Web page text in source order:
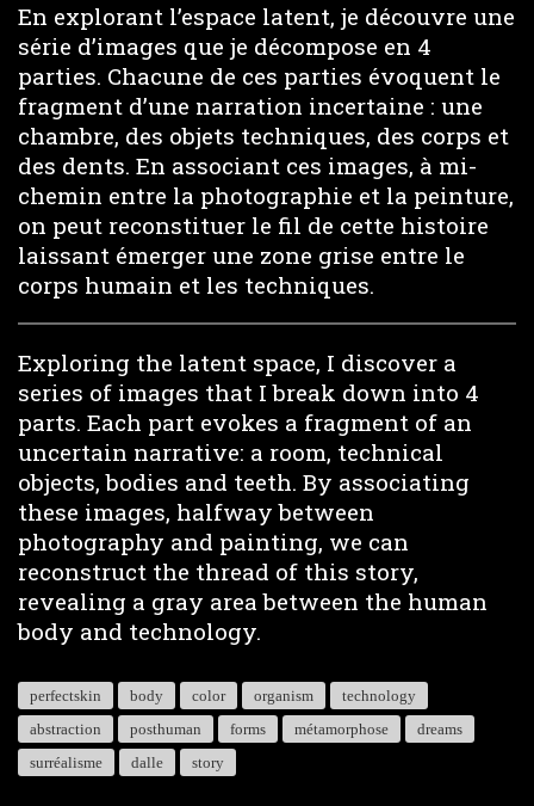
En explorant l’espace latent, je découvre une
série d’images que je décompose en 4
parties. Chacune de ces parties évoquent le
fragment d’une narration incertaine : une
chambre, des objets techniques, des corps et
des dents. En associant ces images, à mi-
chemin entre la photographie et la peinture,
on peut reconstituer le fil de cette histoire
laissant émerger une zone grise entre le
corps humain et les techniques.
Exploring the latent space, I discover a
series of images that I break down into 4
parts. Each part evokes a fragment of an
uncertain narrative: a room, technical
objects, bodies and teeth. By associating
these images, halfway between
photography and painting, we can
reconstruct the thread of this story,
revealing a gray area between the human
body and technology.
perfectskin body color organism
technology
abstraction
posthuman forms métamorphose
dreams
surréalisme
dalle story